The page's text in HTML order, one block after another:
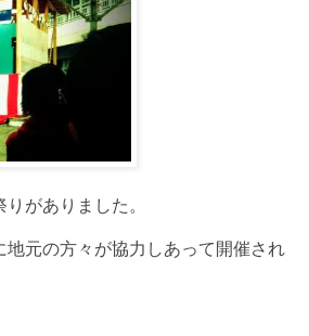
がありました。
地元の方々が協力しあって開催され